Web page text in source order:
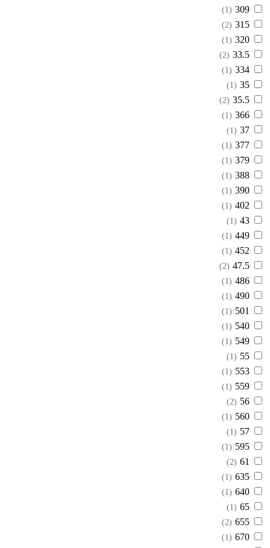
309
(1)
315
(2)
320
(1)
33.5
(2)
334
(1)
35
(1)
35.5
(2)
366
(1)
37
(1)
377
(1)
379
(1)
388
(1)
390
(1)
402
(1)
43
(1)
449
(1)
452
(1)
47.5
(2)
486
(1)
490
(1)
501
(1)
540
(1)
549
(1)
55
(1)
553
(1)
559
(1)
56
(2)
560
(1)
57
(1)
595
(1)
61
(2)
635
(1)
640
(1)
65
(1)
655
(2)
670
(1)